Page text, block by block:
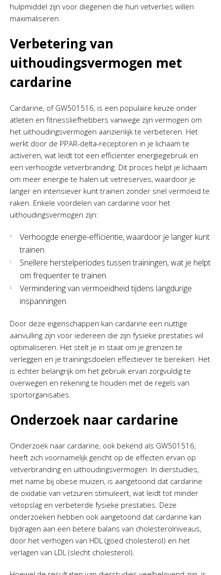
hulpmiddel zijn voor diegenen die hun vetverlies willen
maximaliseren.
Verbetering van
uithoudingsvermogen met
cardarine
Cardarine, of GW501516, is een populaire keuze onder
atleten en fitnessliefhebbers vanwege zijn vermogen om
het uithoudingsvermogen aanzienlijk te verbeteren. Het
werkt door de PPAR-delta-receptoren in je lichaam te
activeren, wat leidt tot een efficiënter energiegebruik en
een verhoogde vetverbranding. Dit proces helpt je lichaam
om meer energie te halen uit vetreserves, waardoor je
langer en intensiever kunt trainen zonder snel vermoeid te
raken. Enkele voordelen van cardarine voor het
uithoudingsvermogen zijn:
Verhoogde energie-efficiëntie, waardoor je langer kunt
trainen.
Snellere herstelperiodes tussen trainingen, wat je helpt
om frequenter te trainen.
Vermindering van vermoeidheid tijdens langdurige
inspanningen.
Door deze eigenschappen kan cardarine een nuttige
aanvulling zijn voor iedereen die zijn fysieke prestaties wil
optimaliseren. Het stelt je in staat om je grenzen te
verleggen en je trainingsdoelen effectiever te bereiken. Het
is echter belangrijk om het gebruik ervan zorgvuldig te
overwegen en rekening te houden met de regels van
sportorganisaties.
Onderzoek naar cardarine
Onderzoek naar cardarine, ook bekend als GW501516,
heeft zich voornamelijk gericht op de effecten ervan op
vetverbranding en uithoudingsvermogen. In dierstudies,
met name bij obese muizen, is aangetoond dat cardarine
de oxidatie van vetzuren stimuleert, wat leidt tot minder
vetopslag en verbeterde fysieke prestaties. Deze
onderzoeken hebben ook aangetoond dat cardarine kan
bijdragen aan een betere balans van cholesterolniveaus,
door het verhogen van HDL (goed cholesterol) en het
verlagen van LDL (slecht cholesterol).